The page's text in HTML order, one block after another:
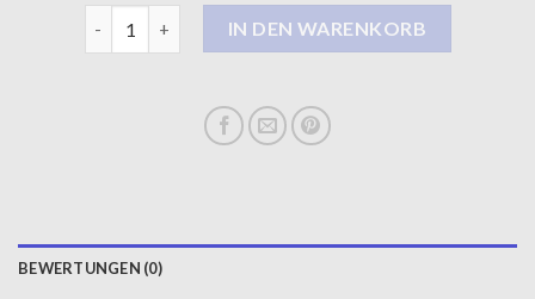
IN DEN WARENKORB
BEWERTUNGEN (0)